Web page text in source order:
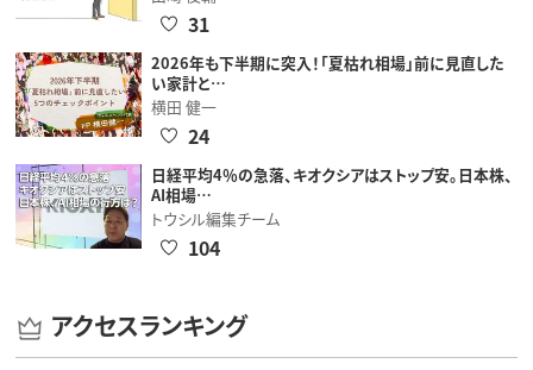
31
2026年も下半期に突入！「夏枯れ相場」前に見直した
い家計と…
横田 健一
24
日経平均4％の急落、キオクシアはストップ安。日本株、
AI相場…
トウシル編集チーム
104
アクセスランキング